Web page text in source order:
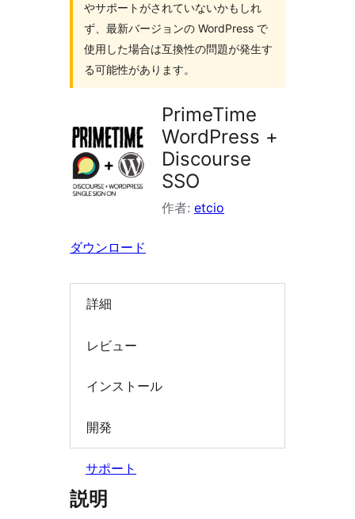
やサポートがされていないかもしれ
ず、最新バージョンの WordPress で
使用した場合は互換性の問題が発生す
る可能性があります。
PrimeTime
WordPress +
Discourse
SSO
作者: etcio
ダウンロード
詳細
レビュー
インストール
開発
サポート
説明